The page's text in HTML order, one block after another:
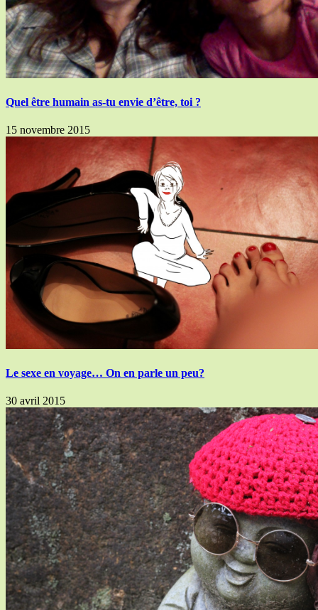
Quel être humain as-tu envie d’être, toi ?
15 novembre 2015
Le sexe en voyage… On en parle un peu?
30 avril 2015